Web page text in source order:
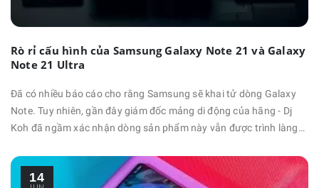
Rò rỉ cấu hình của Samsung Galaxy Note 21 và Galaxy
Note 21 Ultra
Đã có nhiều báo cáo cho rằng Samsung sẽ khai tử dòng Galaxy
Note. Tuy nhiên, gần đây giám đốc mảng di động của hãng - Dj
Koh đã ngầm xác nhận dòng sản phẩm này vẫn được trình làng
Galaxy Note 21 Ultra sẽ như thế nào? Cấu hình Galaxy Note 21
14